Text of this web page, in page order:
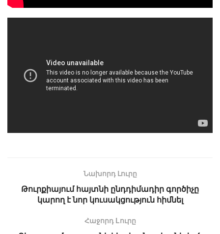
Նախորդ Լուրը
Թուրքիայում հայտնի ընդդիմադիր գործիչը
կարող է նոր կուսակցություն հիմնել
Հաջորդ Lուրը